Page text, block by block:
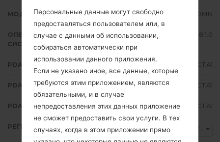
МОДЕЛЬ Samsung SM-J710MN
ОПЕРАЦИОННАЯ
СИСТЕМА
Android Oreo 8.1.0
PDA/AP ВЕРСИЯ J710MNUBU4CTA1
PDA/AP ВЕРСИЯ J710MNUWM4CTA1
PDA/AP ВЕРСИЯ J710MNUBU4CTA1
РЕГИОН BVT
Персональные данные могут свободно
предоставляться пользователем или, в
случае с данными об использовании,
собираться автоматически при
использовании данного приложения.
Если не указано иное, все данные, которые
требуются этим приложением, являются
обязательными, и в случае
непредоставления этих данных приложение
не сможет предоставить свои услуги. В тех
случаях, когда в этом приложении прямо